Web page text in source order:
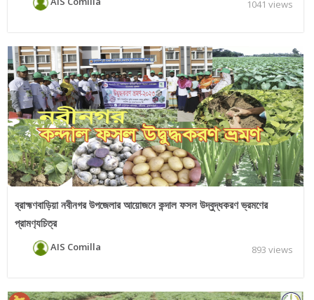
1041 views
ব্রাহ্মণবাড়িয়া নবীনগর উপজেলার আয়োজনে কন্দাল ফসল উদ্বুদ্ধকরণ ভ্রমণের
প্রামণ‌্যচিত্র
AIS Comilla 893 views